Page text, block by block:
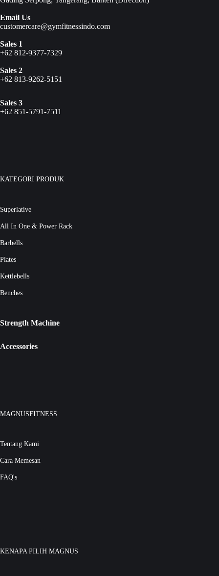
Email Us
customercare@gymfitnessindo.com
Sales 1
+62 812-9377-7329
Sales 2
+62 813-9262-5151
Sales 3
+62 851-5791-7511
KATEGORI PRODUK
Superlative
All In One & Power Rack
Barbells
Plates
Kettlebells
Benches
Strength Machine
Accessories
MAGNUSFITNESS
Tentang Kami
Cara Memesan
FAQ's
KENAPA PILIH MAGNUS